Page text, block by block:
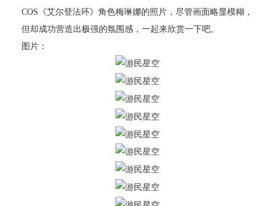
COS《艾尔登法环》角色梅琳娜的照片，尽管画面略显模糊，
但却成功营造出极强的氛围感，一起来欣赏一下吧。
图片：